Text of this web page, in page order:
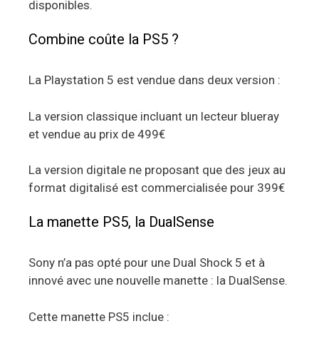
disponibles.
Combine coûte la PS5 ?
La Playstation 5 est vendue dans deux version :
La version classique incluant un lecteur blueray
et vendue au prix de 499€
La version digitale ne proposant que des jeux au
format digitalisé est commercialisée pour 399€
La manette PS5, la DualSense
Sony n’a pas opté pour une Dual Shock 5 et à
innové avec une nouvelle manette : la DualSense.
Cette manette PS5 inclue :